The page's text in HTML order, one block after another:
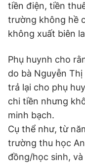
tiền điện, tiền
trường không hề
không xuất biên
Phụ huynh cho
do bà Nguyễn
trả lại cho phụ
chi tiền nhưng
minh bạch.
Cụ thể như, từ
trường thu học
đồng/học sinh,